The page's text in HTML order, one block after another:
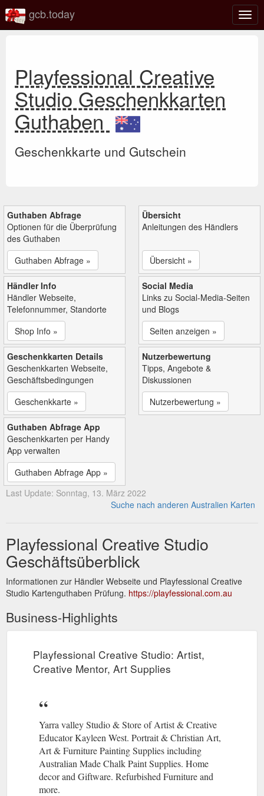
gcb.today
Playfessional Creative
Studio Geschenkkarten
Guthaben
Geschenkkarte und Gutschein
Guthaben Abfrage
Optionen für die Überprüfung
des Guthaben
Guthaben Abfrage »
Übersicht
Anleitungen des Händlers
Übersicht »
Händler Info
Händler Webseite,
Telefonnummer, Standorte
Shop Info »
Social Media
Links zu Social-Media-Seiten
und Blogs
Seiten anzeigen »
Geschenkkarten Details
Geschenkkarten Webseite,
Geschäftsbedingungen
Geschenkkarte »
Nutzerbewertung
Tipps, Angebote &
Diskussionen
Nutzerbewertung »
Guthaben Abfrage App
Geschenkkarten per Handy
App verwalten
Guthaben Abfrage App »
Last Update: Sonntag, 13. März 2022
Suche nach anderen Australien Karten
Playfessional Creative Studio
Geschäftsüberblick
Informationen zur Händler Webseite und Playfessional Creative
Studio Kartenguthaben Prüfung. https://playfessional.com.au
Business-Highlights
Playfessional Creative Studio: Artist,
Creative Mentor, Art Supplies
Yarra valley Studio & Store of Artist & Creative
Educator Kayleen West. Portrait & Christian Art,
Art & Furniture Painting Supplies including
Australian Made Chalk Paint Supplies. Home
decor and Giftware. Refurbished Furniture and
more.